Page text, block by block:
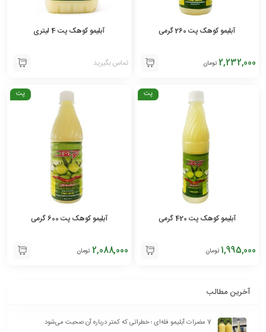
آبلیمو کوهک پت 260 گرمی
2,232,000 تومان
آبلیمو کوهک پت 4 لیتری
تماس بگیرید
پت
آبلیمو کوهک پت 420 گرمی
1,995,000 تومان
پت
آبلیمو کوهک پت 600 گرمی
2,088,000 تومان
آخرین مطالب
7 مضرات آبلیمو فله‌ای ؛ خطراتی که کمتر درباره آن صحبت می‌شود